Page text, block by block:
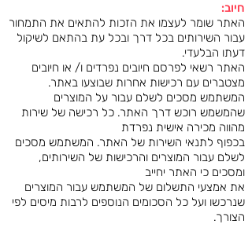
חיוב:
האתר שומר לעצמו את הזכות להתאים את התמחור
עבור השירותים בכל דרך ובכל עת בהתאם לשיקול
דעתו הבלעדי.
האתר רשאי לפרסם חיובים נפרדים ו/ או חיובים
מצטברים עם רכישות אחרות שבוצעו באתר.
המשתמש מסכים לשלם עבור על המוצרים
שהמשמש רוכש דרך האתר. כל רכישה של שירות
מהווה מכירה אישית נפרדת
בכפוף לתנאי השירות של האתר. המשתמש מסכים
לשלם עבור המוצרים והרכישות של השירותים,
ומסכים כי האתר יחייב
את אמצעי התשלום של המשתמש עבור המוצרים
שנרכשו ועל כל הסכומים הנוספים לרבות מיסים לפי
הצורך.